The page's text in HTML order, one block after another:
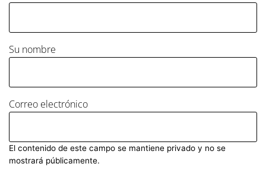
Su nombre
Correo electrónico
El contenido de este campo se mantiene privado y no se
mostrará públicamente.